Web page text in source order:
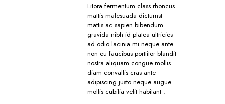
Litora fermentum class rhoncus
mattis malesuada dictumst
mattis ac sapien bibendum
gravida nibh id platea ultricies
ad odio lacinia mi neque ante
non eu faucibus porttitor blandit
nostra aliquam congue mollis
diam convallis cras ante
adipiscing justo neque augue
mollis cubilia velit habitant .